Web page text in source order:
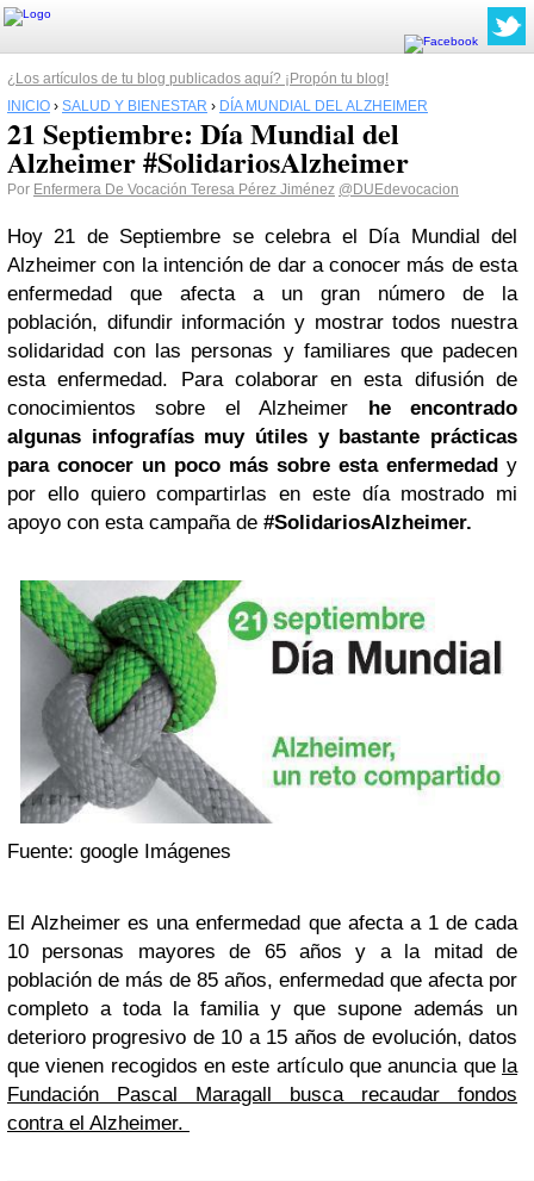
¿Los artículos de tu blog publicados aquí? ¡Propón tu blog!
INICIO › SALUD Y BIENESTAR › DÍA MUNDIAL DEL ALZHEIMER
21 Septiembre: Día Mundial del
Alzheimer #SolidariosAlzheimer
Por Enfermera De Vocación Teresa Pérez Jiménez @DUEdevocacion
Hoy 21 de Septiembre se celebra el Día Mundial del
Alzheimer con la intención de dar a conocer más de esta
enfermedad que afecta a un gran número de la
población, difundir información y mostrar todos nuestra
solidaridad con las personas y familiares que padecen
esta enfermedad. Para colaborar en esta difusión de
conocimientos sobre el Alzheimer he encontrado
algunas infografías muy útiles y bastante prácticas
para conocer un poco más sobre esta enfermedad y
por ello quiero compartirlas en este día mostrado mi
apoyo con esta campaña de #SolidariosAlzheimer.
Fuente: google Imágenes
El Alzheimer es una enfermedad que afecta a 1 de cada
10 personas mayores de 65 años y a la mitad de
población de más de 85 años, enfermedad que afecta por
completo a toda la familia y que supone además un
deterioro progresivo de 10 a 15 años de evolución, datos
que vienen recogidos en este artículo que anuncia que la
Fundación Pascal Maragall busca recaudar fondos
contra el Alzheimer.